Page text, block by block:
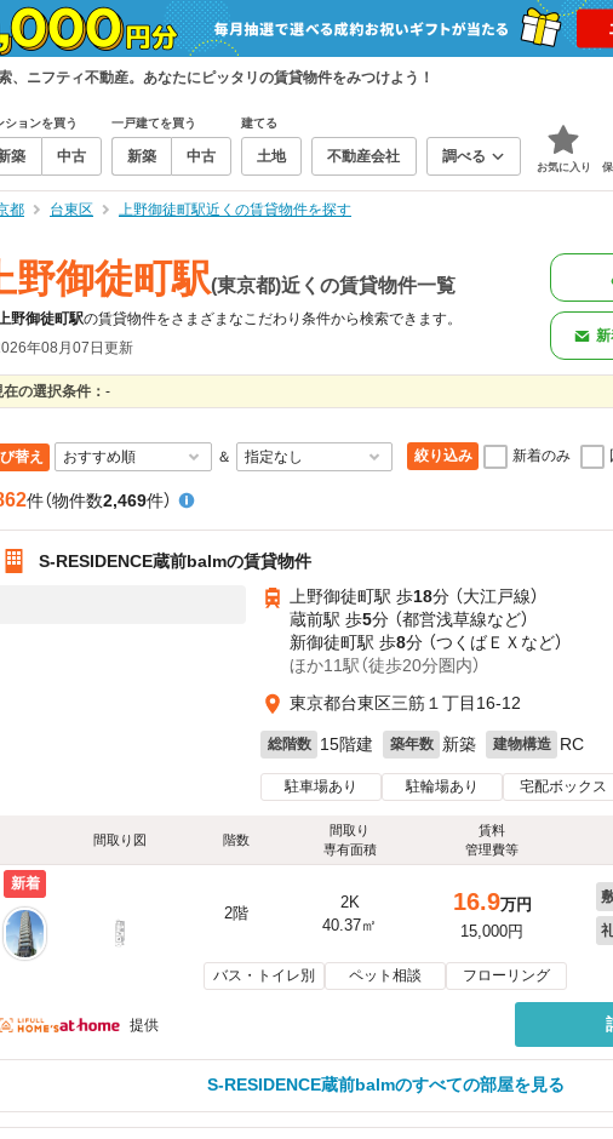
ニフティ不動産。あなたにピッタリの賃貸物件をみつけよう！
ションを買う
築 中古
一戸建てを買う
新築 中古
建てる
土地 不動産会社 調べる
お気に入り
都 台東区 上野御徒町駅近くの賃貸物件を探す
野御徒町駅(東京都)近くの賃貸物件一覧
野御徒町駅の賃貸物件をさまざまなこだわり条件から検索できます。
年08月07日更新
在の選択条件： -
替え ＆ 絞り込み 新着のみ
件（物件数2,469件）
S-RESIDENCE蔵前balmの賃貸物件
上野御徒町駅 歩18分 （大江戸線）
蔵前駅 歩5分 （都営浅草線など）
新御徒町駅 歩8分 （つくばＥＸ など）
ほか11駅（徒歩20分圏内）
東京都台東区三筋１丁目16-12
総階数 15階建 築年数 新築 建物構造 RC
駐車場あり 駐輪場あり 宅配ボックス
間取り図 階数
間取り
専有面積
賃料
管理費等
新着
2階
2K
40.37㎡
16.9万円
15,000円
バス・トイレ別 ペット相談 フローリング
提供
S-RESIDENCE蔵前balmのすべての部屋を見る